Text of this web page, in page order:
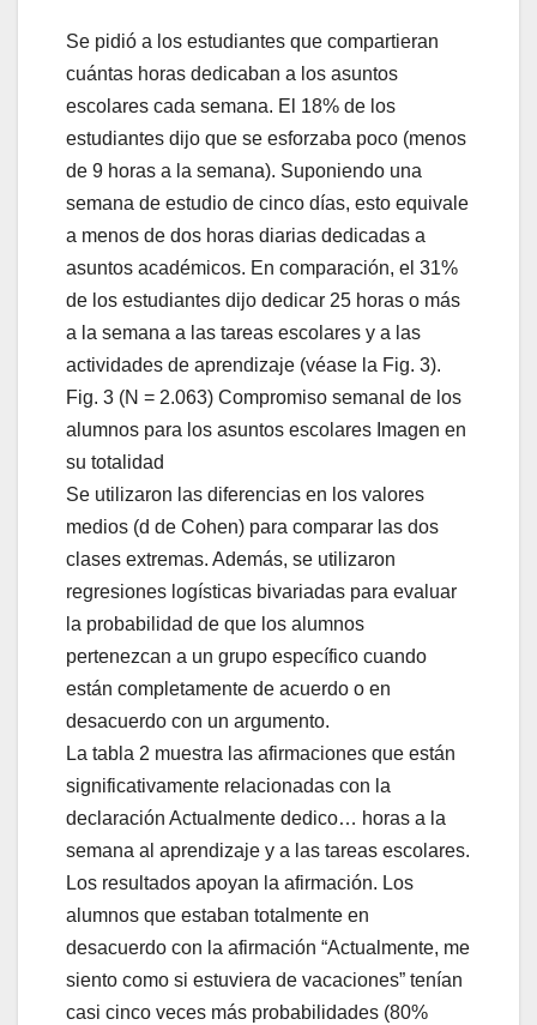
Se pidió a los estudiantes que compartieran
cuántas horas dedicaban a los asuntos
escolares cada semana. El 18% de los
estudiantes dijo que se esforzaba poco (menos
de 9 horas a la semana). Suponiendo una
semana de estudio de cinco días, esto equivale
a menos de dos horas diarias dedicadas a
asuntos académicos. En comparación, el 31%
de los estudiantes dijo dedicar 25 horas o más
a la semana a las tareas escolares y a las
actividades de aprendizaje (véase la Fig. 3).
Fig. 3 (N = 2.063) Compromiso semanal de los
alumnos para los asuntos escolares Imagen en
su totalidad
Se utilizaron las diferencias en los valores
medios (d de Cohen) para comparar las dos
clases extremas. Además, se utilizaron
regresiones logísticas bivariadas para evaluar
la probabilidad de que los alumnos
pertenezcan a un grupo específico cuando
están completamente de acuerdo o en
desacuerdo con un argumento.
La tabla 2 muestra las afirmaciones que están
significativamente relacionadas con la
declaración Actualmente dedico… horas a la
semana al aprendizaje y a las tareas escolares.
Los resultados apoyan la afirmación. Los
alumnos que estaban totalmente en
desacuerdo con la afirmación “Actualmente, me
siento como si estuviera de vacaciones” tenían
casi cinco veces más probabilidades (80%